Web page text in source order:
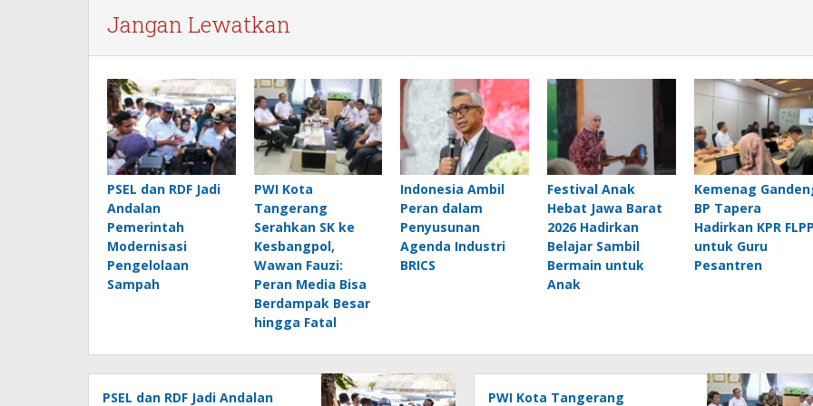
Jangan Lewatkan
PSEL dan RDF Jadi
Andalan
Pemerintah
Modernisasi
Pengelolaan
Sampah
PWI Kota
Tangerang
Serahkan SK ke
Kesbangpol,
Wawan Fauzi:
Peran Media Bisa
Berdampak Besar
hingga Fatal
Indonesia Ambil
Peran dalam
Penyusunan
Agenda Industri
BRICS
Festival Anak
Hebat Jawa Barat
2026 Hadirkan
Belajar Sambil
Bermain untuk
Anak
Kemenag
BP Tapera
Hadirkan KPR
untuk Guru
Pesantren
PSEL dan RDF Jadi Andalan PWI Kota Tangerang